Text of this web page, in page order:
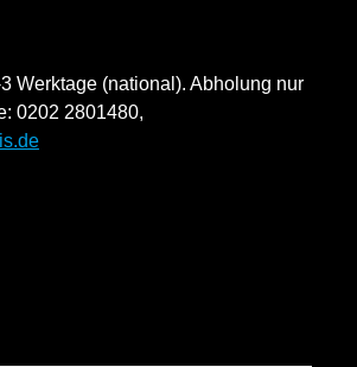
Werktage (national). Abholung nur
0202 2801480,